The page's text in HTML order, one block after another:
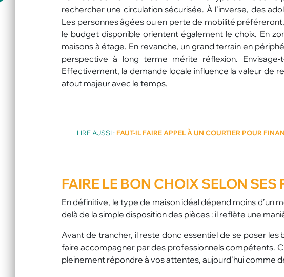
rechercher une circulation sécurisée. À l’inverse, des
Les personnes âgées ou en perte de mobilité
le budget disponible orientent également le choix. En
maisons à étage. En revanche, un grand terrain en
perspective à long terme mérite réflexion.
Effectivement, la demande locale influence la valeur de
atout majeur avec le temps.
LIRE AUSSI : FAUT-IL FAIRE APPEL À UN COURTIER POUR
FAIRE LE BON CHOIX SELON SES
En définitive, le type de maison idéal dépend moins d’un
delà de la simple disposition des pièces : il reflète une
Avant de trancher, il reste donc essentiel de se poser les
faire accompagner par des professionnels compétents.
pleinement répondre à vos attentes, aujourd’hui comme